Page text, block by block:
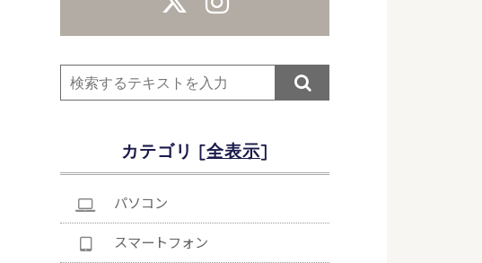

カテゴリ [ ]
パソコン
スマートフォン